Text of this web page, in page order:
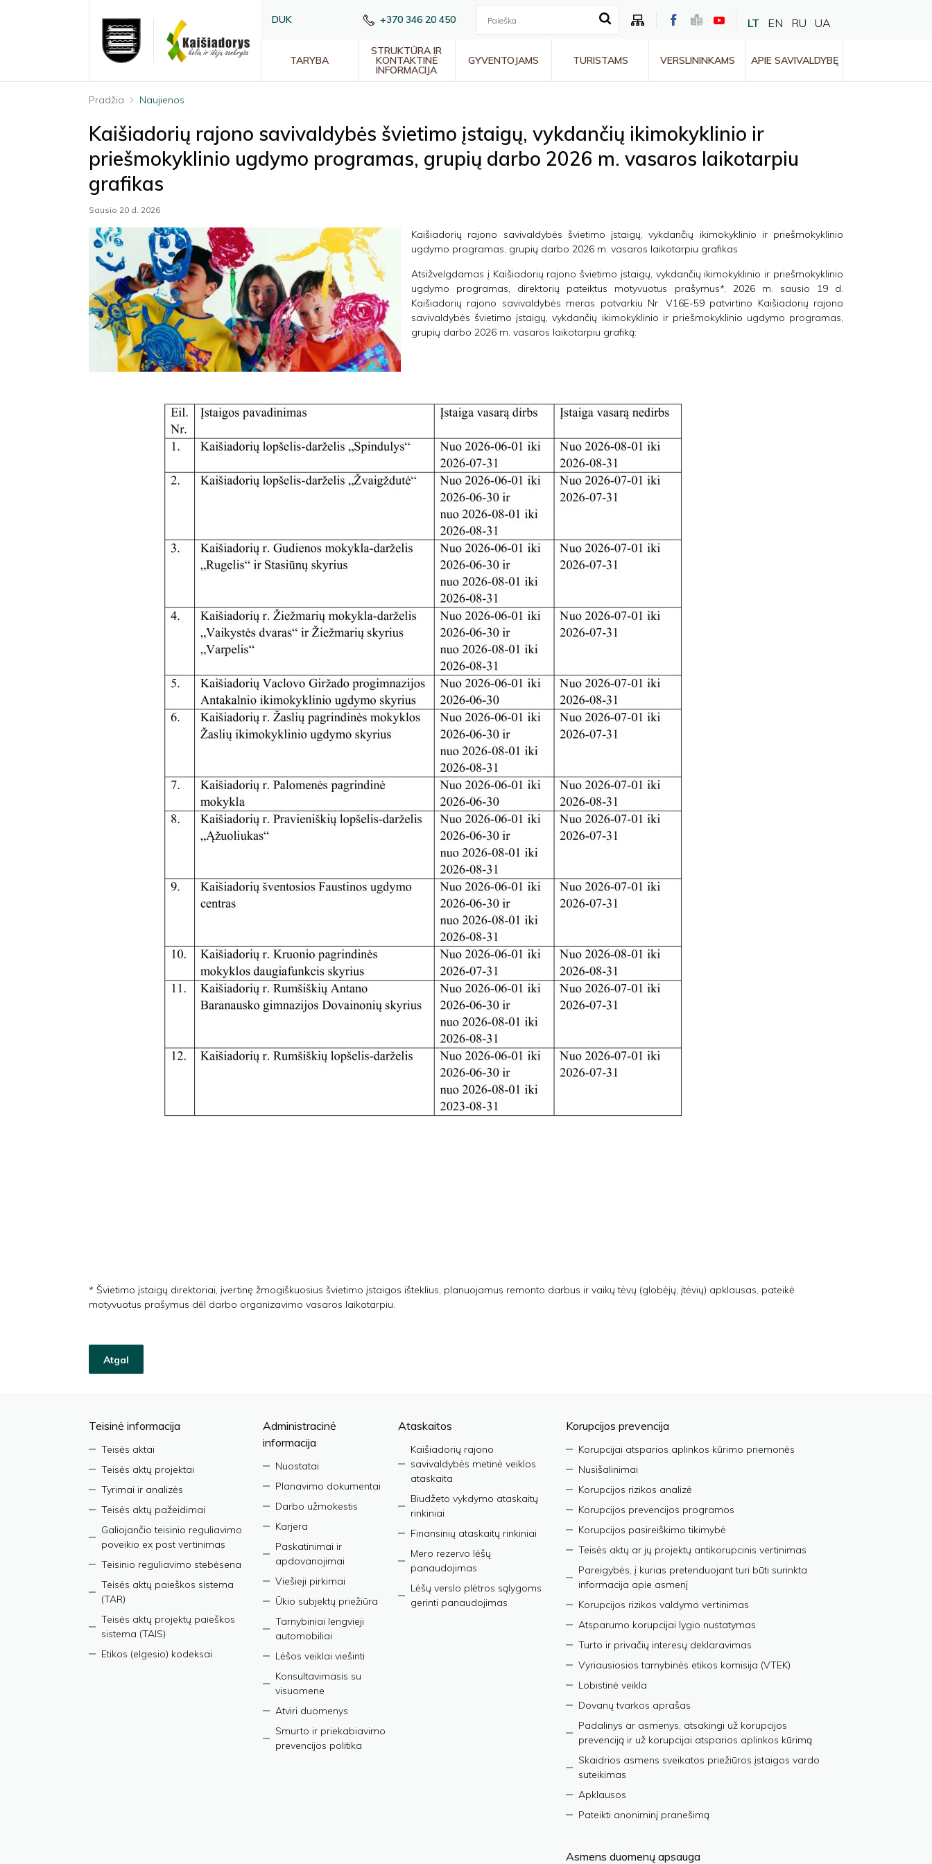
DUK +370 346 20 450 LT EN RU UA
TARYBA
STRUKTŪRA IR
KONTAKTINĖ
INFORMACIJA
GYVENTOJAMS TURISTAMS VERSLININKAMS APIE SAVIVALDYBĘ
Pradžia Naujienos
Kaišiadorių rajono savivaldybės švietimo įstaigų, vykdančių ikimokyklinio ir
priešmokyklinio ugdymo programas, grupių darbo 2026 m. vasaros laikotarpiu
grafikas
Sausio 20 d. 2026
Kaišiadorių rajono savivaldybės švietimo įstaigų, vykdančių ikimokyklinio ir priešmokyklinio
ugdymo programas, grupių darbo 2026 m. vasaros laikotarpiu grafikas
Atsižvelgdamas į Kaišiadorių rajono švietimo įstaigų, vykdančių ikimokyklinio ir priešmokyklinio
ugdymo programas, direktorių pateiktus motyvuotus prašymus*, 2026 m. sausio 19 d.
Kaišiadorių rajono savivaldybės meras potvarkiu Nr. V16E-59 patvirtino Kaišiadorių rajono
savivaldybės švietimo įstaigų, vykdančių ikimokyklinio ir priešmokyklinio ugdymo programas,
grupių darbo 2026 m. vasaros laikotarpiu grafiką:
* Švietimo įstaigų direktoriai, įvertinę žmogiškuosius švietimo įstaigos išteklius, planuojamus remonto darbus ir vaikų tėvų (globėjų, įtėvių) apklausas, pateikė
motyvuotus prašymus dėl darbo organizavimo vasaros laikotarpiu.
Atgal
Teisinė informacija
Teisės aktai
Teisės aktų projektai
Tyrimai ir analizės
Teisės aktų pažeidimai
Galiojančio teisinio reguliavimo
poveikio ex post vertinimas
Teisinio reguliavimo stebėsena
Teisės aktų paieškos sistema
(TAR)
Teisės aktų projektų paieškos
sistema (TAIS)
Etikos (elgesio) kodeksai
Administracinė
informacija
Nuostatai
Planavimo dokumentai
Darbo užmokestis
Karjera
Paskatinimai ir
apdovanojimai
Viešieji pirkimai
Ūkio subjektų priežiūra
Tarnybiniai lengvieji
automobiliai
Lėšos veiklai viešinti
Konsultavimasis su
visuomene
Atviri duomenys
Smurto ir priekabiavimo
prevencijos politika
Ataskaitos
Kaišiadorių rajono
savivaldybės metinė veiklos
ataskaita
Biudžeto vykdymo ataskaitų
rinkiniai
Finansinių ataskaitų rinkiniai
Mero rezervo lėšų
panaudojimas
Lėšų verslo plėtros sąlygoms
gerinti panaudojimas
Korupcijos prevencija
Korupcijai atsparios aplinkos kūrimo priemonės
Nusišalinimai
Korupcijos rizikos analizė
Korupcijos prevencijos programos
Korupcijos pasireiškimo tikimybė
Teisės aktų ar jų projektų antikorupcinis vertinimas
Pareigybės, į kurias pretenduojant turi būti surinkta
informacija apie asmenį
Korupcijos rizikos valdymo vertinimas
Atsparumo korupcijai lygio nustatymas
Turto ir privačių interesų deklaravimas
Vyriausiosios tarnybinės etikos komisija (VTEK)
Lobistinė veikla
Dovanų tvarkos aprašas
Padalinys ar asmenys, atsakingi už korupcijos
prevenciją ir už korupcijai atsparios aplinkos kūrimą
Skaidrios asmens sveikatos priežiūros įstaigos vardo
suteikimas
Apklausos
Pateikti anoniminį pranešimą
Asmens duomenų apsauga